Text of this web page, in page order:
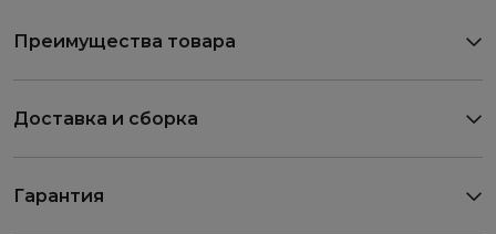
Преимущества товара
Доставка и сборка
Гарантия